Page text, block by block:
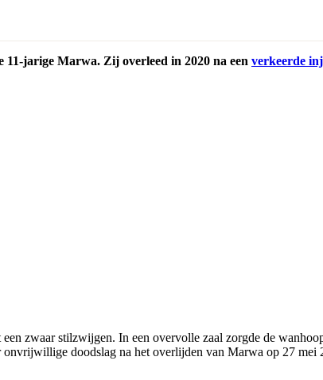
jarige Marwa. Zij overleed in 2020 na een verkeerde
zwaar stilzwijgen. In een overvolle zaal zorgde de
doodslag na het overlijden van Marwa op 27 mei